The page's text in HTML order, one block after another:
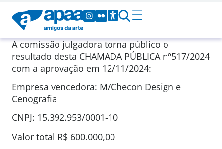
A comissão julgadora torna público o
resultado desta CHAMADA PÚBLICA nº517/2024
com a aprovação em 12/11/2024:
Empresa vencedora: M/Checon Design e
Cenografia
CNPJ: 15.392.953/0001-10
Valor total R$ 600.000,00